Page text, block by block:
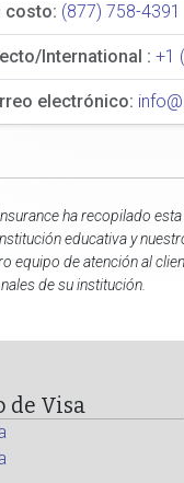
costo: (877) 758-4391
International : +1
electrónico:
ha recopilado
educativa y
equipo de atención al
de su institución.
de Visa